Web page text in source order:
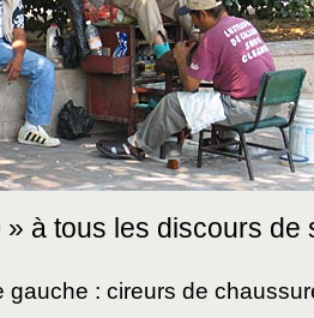
» à tous les discours
gauche : cireurs de